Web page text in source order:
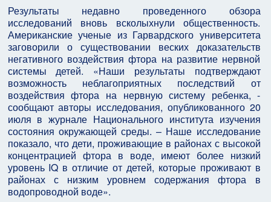
Результаты недавно проведенного обзора
исследований вновь всколыхнули общественность.
Американские ученые из Гарвардского университета
заговорили о существовании веских доказательств
негативного воздействия фтора на развитие нервной
системы детей. «Наши результаты подтверждают
возможность неблагоприятных последствий от
воздействия фтора на нервную систему ребенка, -
сообщают авторы исследования, опубликованного 20
июля в журнале Национального института изучения
состояния окружающей среды. – Наше исследование
показало, что дети, проживающие в районах с высокой
концентрацией фтора в воде, имеют более низкий
уровень IQ в отличие от детей, которые проживают в
районах с низким уровнем содержания фтора в
водопроводной воде».